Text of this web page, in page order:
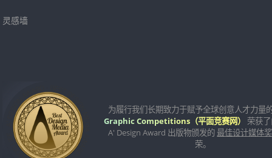
灵感墙
为履行我们长期致力于赋予全球创意人才力量
Graphic Competitions（平面竞赛网）
荣获
A' Design Award 出版物颁发的最佳设计媒体奖
荣。